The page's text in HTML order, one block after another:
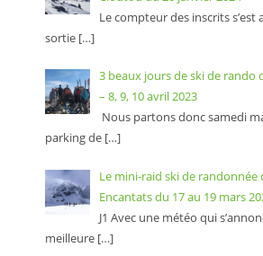
Le compteur des inscrits s’est
sortie […]
3 beaux jours de ski de rando
– 8, 9, 10 avril 2023
Nous partons donc samedi
parking de […]
Le mini-raid ski de randonnée
Encantats du 17 au 19 mars
J1 Avec une météo qui
meilleure […]